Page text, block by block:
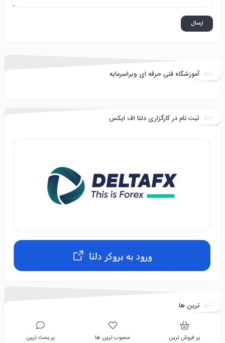
آموزشگاه فنی حرفه ای ویراسرمایه
ثبت نام در کارگزاری دلتا اف ایکس
ترین ها
پر فروش ترین محبوب ترین ها پر بحث ترین